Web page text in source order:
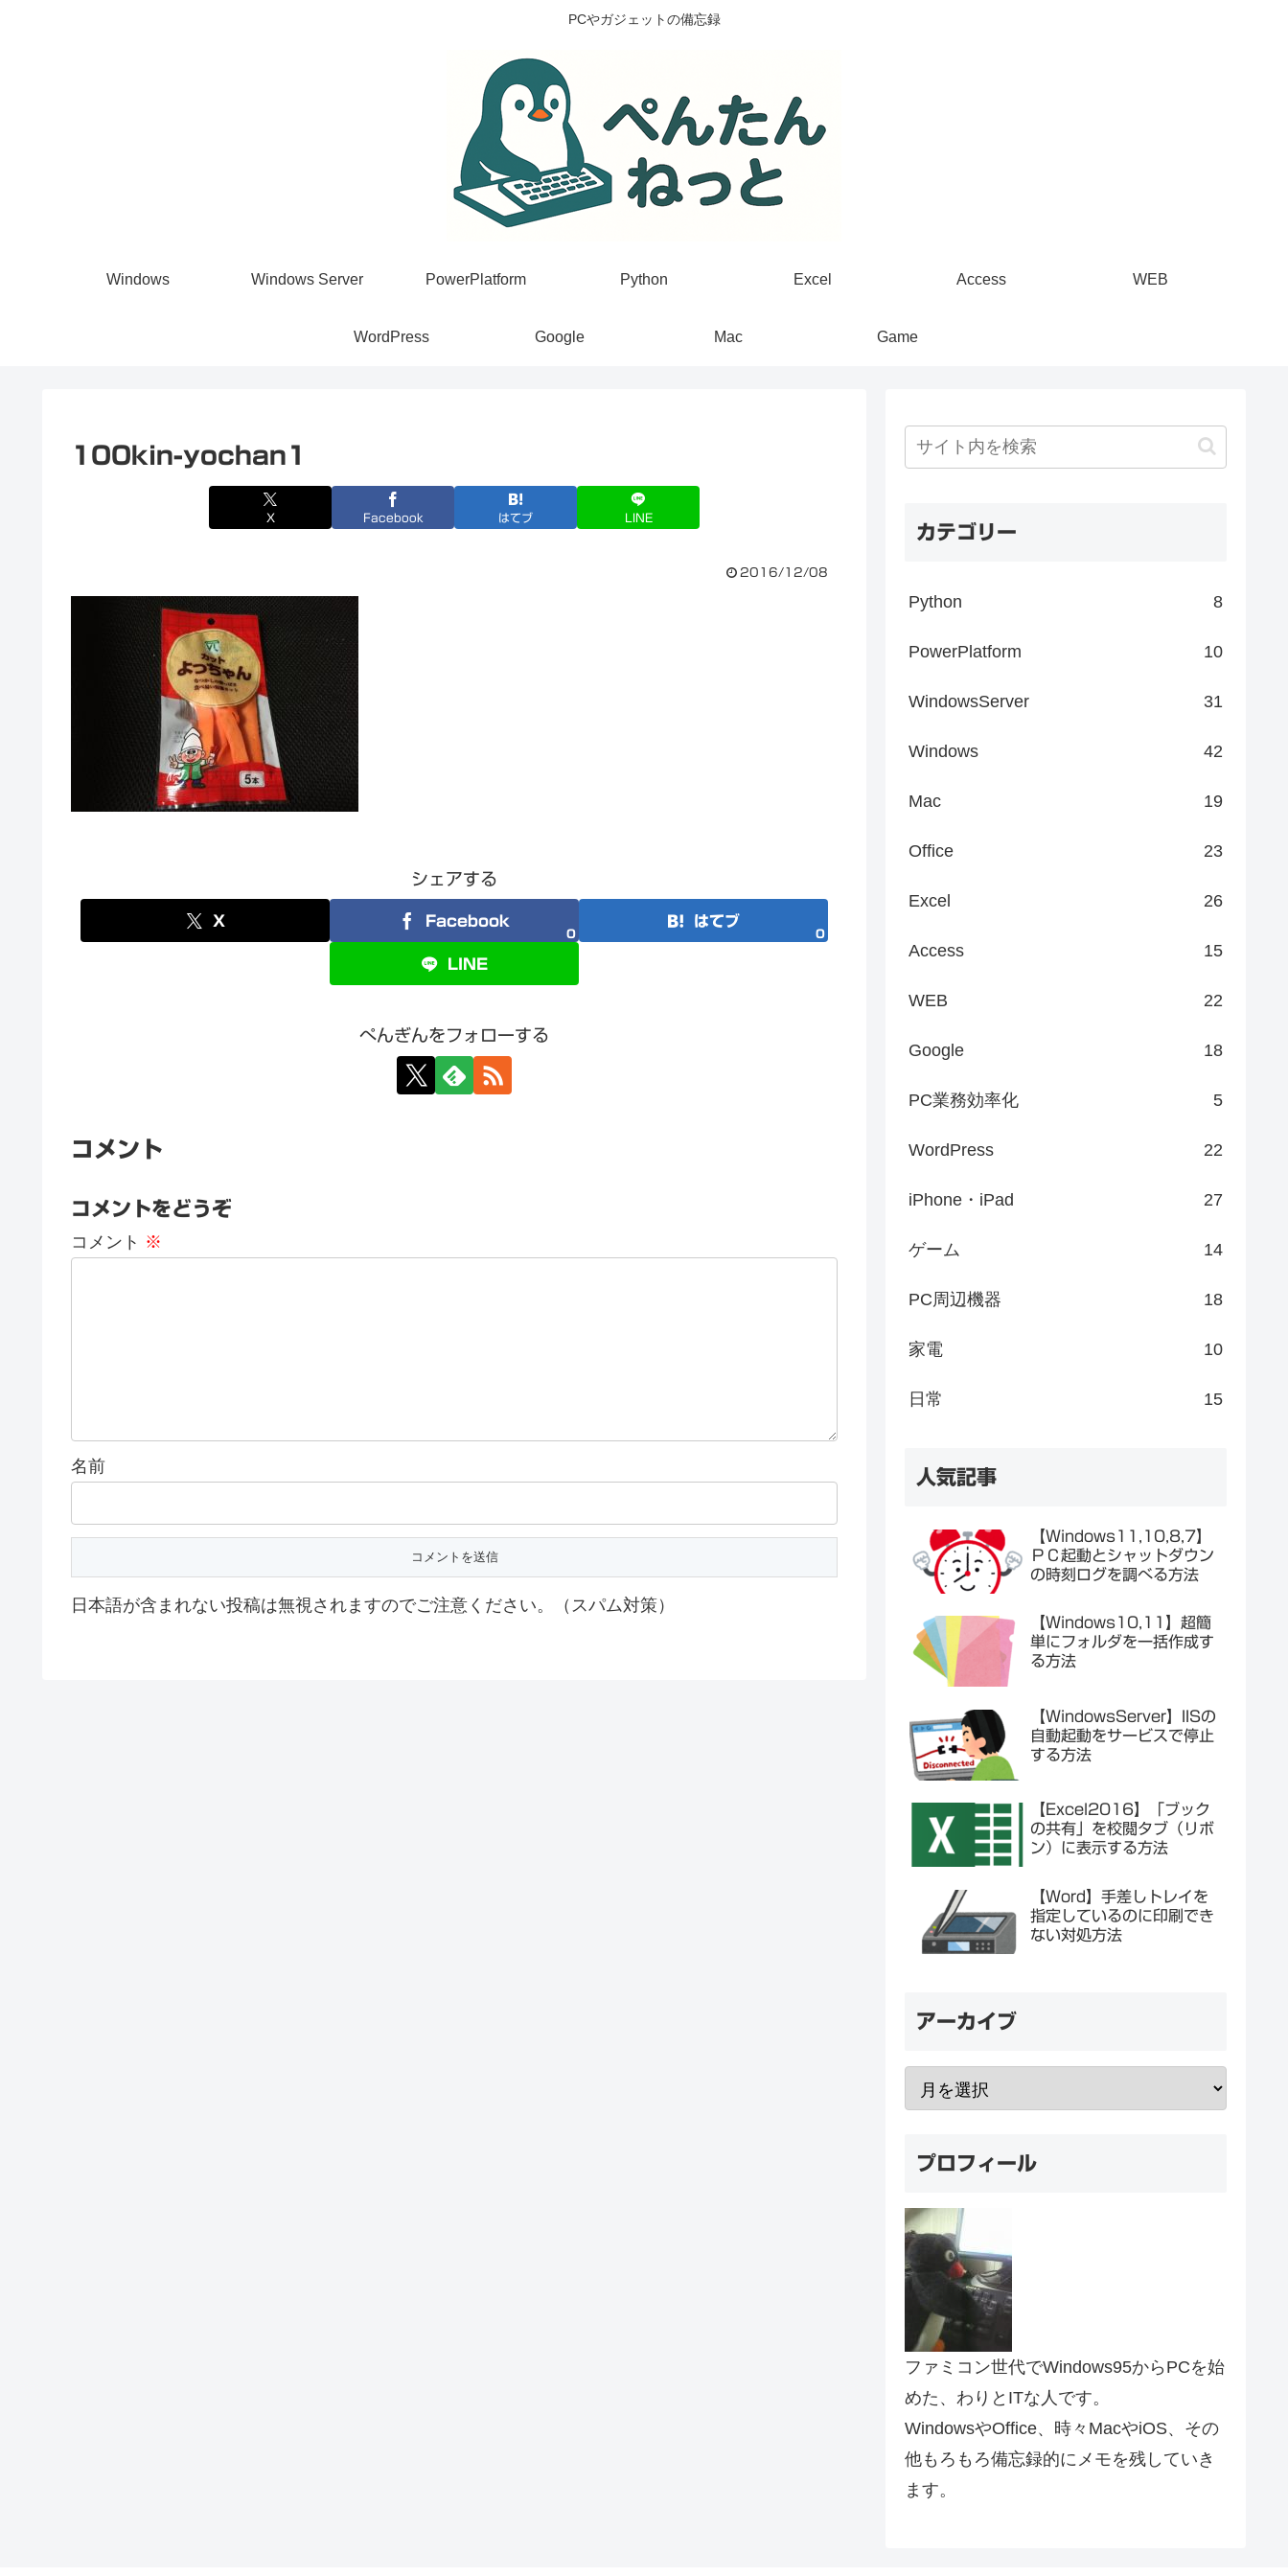
PCやガジェットの備忘録
Windows Windows Server PowerPlatform Python Excel Access WEB
WordPress Google Mac Game
100kin-yochan1
X Facebook はてブ LINE
2016/12/08
シェアする
X Facebook
0
はてブ
0
LINE
ぺんぎんをフォローする
コメント
コメントをどうぞ
コメント ※
名前
日本語が含まれない投稿は無視されますのでご注意ください。（スパム対策）
カテゴリー
Python 8
PowerPlatform 10
WindowsServer 31
Windows 42
Mac 19
Office 23
Excel 26
Access 15
WEB 22
Google 18
PC業務効率化 5
WordPress 22
iPhone・iPad 27
ゲーム 14
PC周辺機器 18
家電 10
日常 15
人気記事
【Windows11,10,8,7】
ＰＣ起動とシャットダウン
の時刻ログを調べる方法
【Windows10,11】超簡
単にフォルダを一括作成す
る方法
【WindowsServer】IISの
自動起動をサービスで停止
する方法
【Excel2016】「ブック
の共有」を校閲タブ（リボ
ン）に表示する方法
【Word】手差しトレイを
指定しているのに印刷でき
ない対処方法
アーカイブ
プロフィール
ファミコン世代でWindows95からPCを始
めた、わりとITな人です。
WindowsやOffice、時々MacやiOS、その
他もろもろ備忘録的にメモを残していき
ます。